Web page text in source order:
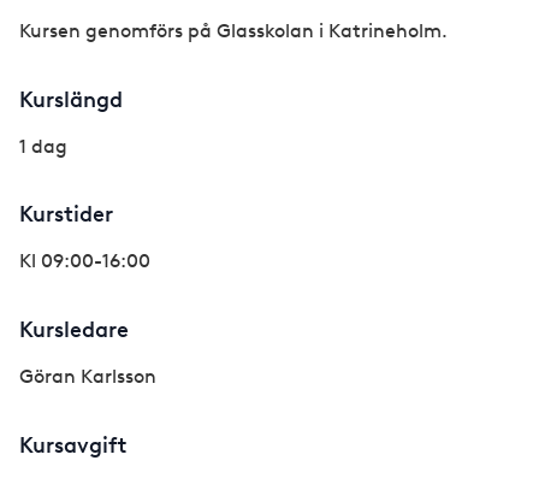
Kursen genomförs på Glasskolan i Katrineholm.
Kurslängd
1 dag
Kurstider
Kl 09:00-16:00
Kursledare
Göran Karlsson
Kursavgift